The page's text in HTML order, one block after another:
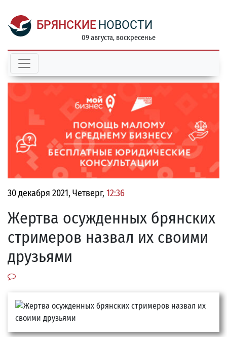
БРЯНСКИЕ НОВОСТИ
09 августа, воскресенье
30 декабря 2021, Четверг, 12:36
Жертва осужденных брянских
стримеров назвал их своими
друзьями